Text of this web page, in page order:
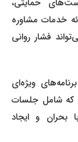
حمایتی،
خدمات مشاوره
فشار روانی
ویژه‌ای
شامل جلسات
و ایجاد